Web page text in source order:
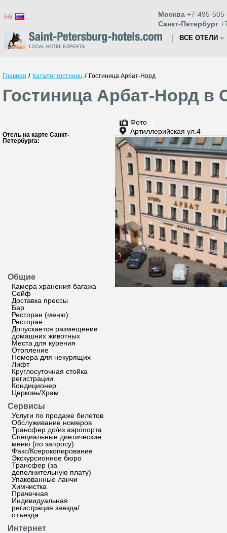
Москва +7-495-
Санкт-Петербург
ВСЕ ОТЕЛИ
Главная / Каталог гостиниц / Гостиница Арбат-Норд
Гостиница Арбат-Норд в
Отель на карте Санкт-
Петербурга:
Общие
Камера хранения багажа
Сейф
Доставка прессы
Бар
Ресторан (меню)
Ресторан
Допускается размещение
домашних животных
Места для курения
Отопление
Номера для некурящих
Лифт
Круглосуточная стойка
регистрации
Кондиционер
Церковь/Храм
Сервисы
Услуги по продаже билетов
Обслуживание номеров
Трансфер до/из аэропорта
Специальные диетические
меню (по запросу)
Факс/Ксерокопирование
Экскурсионное бюро
Трансфер (за
дополнительную плату)
Упакованные ланчи
Химчистка
Прачечная
Индивидуальная
регистрация заезда/
отъезда
Интернет
Фото
Артиллерийская ул.4